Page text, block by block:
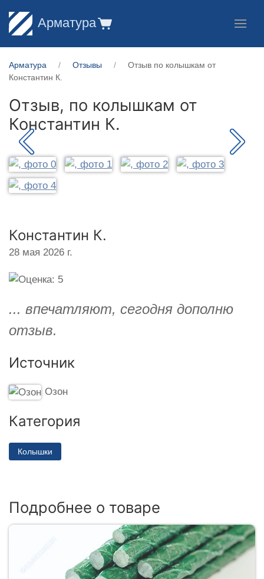
Арматура
Арматура Отзывы
Отзыв по колышкам от
Константин К.
Отзыв, по колышкам от
Константин К.
Константин К.
28 мая 2026 г.
... впечатляют, сегодня дополню
отзыв.
Источник
Озон
Категория
Колышки
Подробнее о товаре